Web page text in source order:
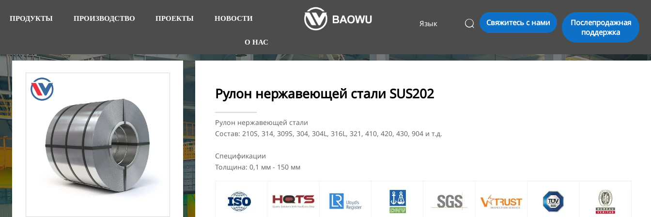
ПРОДУКТЫ ПРОИЗВОДСТВО ПРОЕКТЫ НОВОСТИ
О НАС
Язык  Свяжитесь с нами
Послепродажная
поддержка
Рулон нержавеющей стали SUS202
Рулон нержавеющей стали
Состав: 210S, 314, 309S, 304, 304L, 316L, 321, 410, 420, 430, 904 и т.д.
Спецификации
Толщина: 0,1 мм - 150 мм